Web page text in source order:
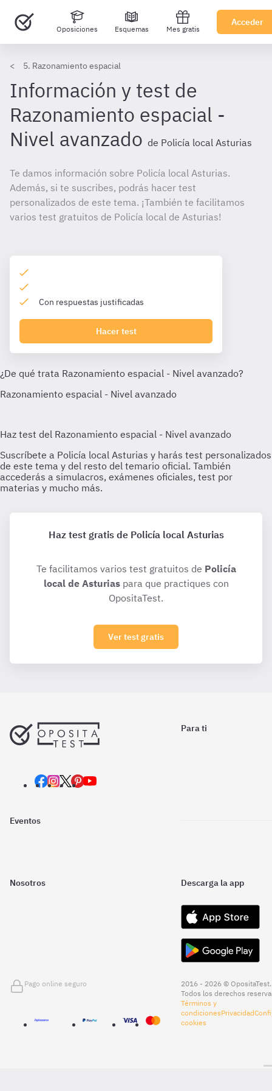
Oposiciones Esquemas Mes gratis
Acceder
5. Razonamiento espacial
Información y test de
Razonamiento espacial -
Nivel avanzado de Policía local Asturias
Te damos información sobre Policía local Asturias.
Además, si te suscribes, podrás hacer test
personalizados de este tema. ¡También te facilitamos
varios test gratuitos de Policía local de Asturias!
Con respuestas justificadas
Hacer test
Haz test gratis de Policía local Asturias
Te facilitamos varios test gratuitos de Policía
local de Asturiaspara que practiques con
OpositaTest.
Ver test gratis
Para ti
Eventos
Nosotros Descarga la app
Pago online seguro
2016 - 2026 © OpositaTest.
Todos los derechos
Términos y
condicionesPrivacidad
cookies